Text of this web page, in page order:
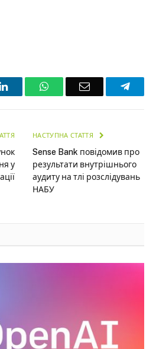
LinkedInWhatsAppEmail
у
НАСТУПНА СТАТТЯ
Sense Bank повідомив про
результати внутрішнього
аудиту на тлі розслідувань
НАБУ